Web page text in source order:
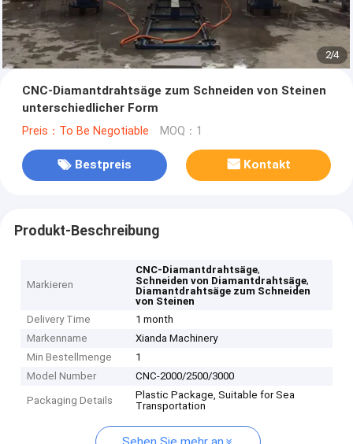
2/4
CNC-Diamantdrahtsäge zum Schneiden von Steinen
unterschiedlicher Form
Preis：To Be Negotiable MOQ：1
Bestpreis Kontakt
Produkt-Beschreibung
Markieren
CNC-Diamantdrahtsäge,
Schneiden von Diamantdrahtsäge,
Diamantdrahtsäge zum Schneiden
von Steinen
Delivery Time
1 month
Markenname
Xianda Machinery
Min Bestellmenge
1
Model Number
CNC-2000/2500/3000
Packaging Details
Plastic Package, Suitable for Sea
Transportation